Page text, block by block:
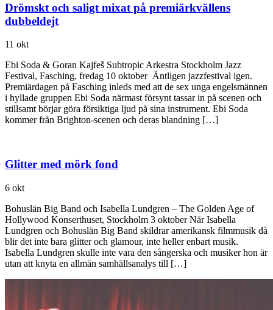
Drömskt och saligt mixat på premiärkvällens
dubbeldejt
11 okt
Ebi Soda & Goran Kajfeš Subtropic Arkestra Stockholm Jazz
Festival, Fasching, fredag 10 oktober Äntligen jazzfestival igen.
Premiärdagen på Fasching inleds med att de sex unga engelsmännen
i hyllade gruppen Ebi Soda närmast försynt tassar in på scenen och
stillsamt börjar göra försiktiga ljud på sina instrument. Ebi Soda
kommer från Brighton-scenen och deras blandning […]
Glitter med mörk fond
6 okt
Bohuslän Big Band och Isabella Lundgren – The Golden Age of
Hollywood Konserthuset, Stockholm 3 oktober När Isabella
Lundgren och Bohuslän Big Band skildrar amerikansk filmmusik då
blir det inte bara glitter och glamour, inte heller enbart musik.
Isabella Lundgren skulle inte vara den sångerska och musiker hon är
utan att knyta en allmän samhällsanalys till […]